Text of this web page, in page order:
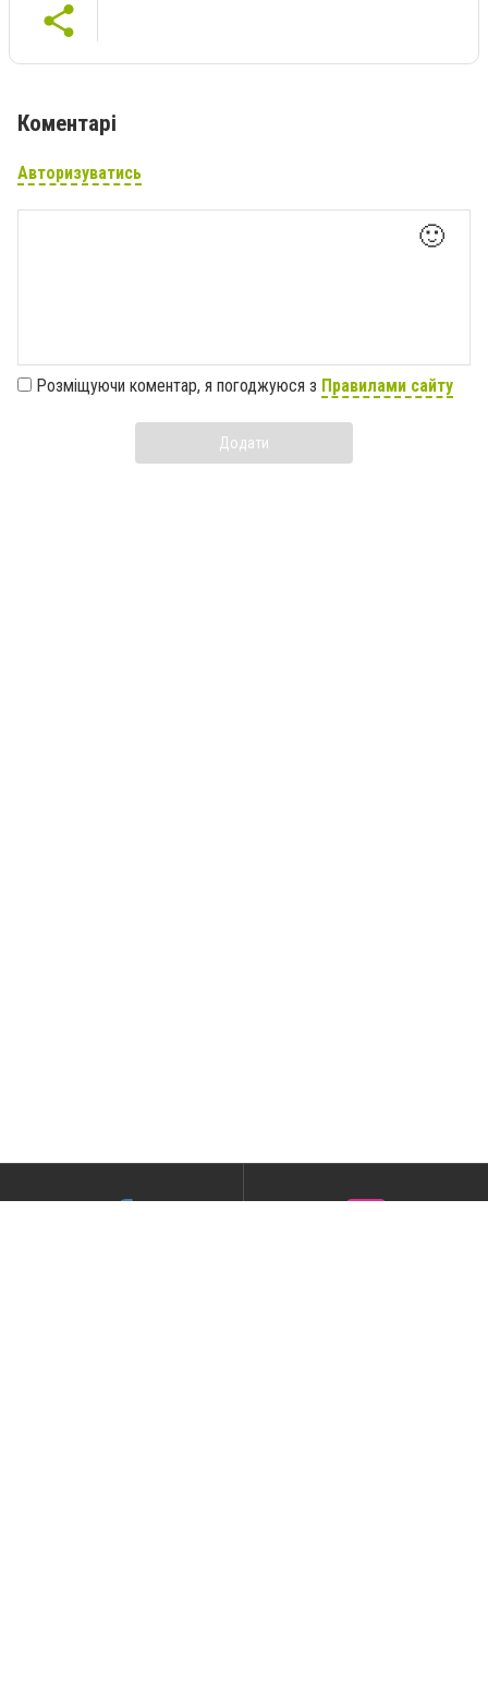
Коментарі
Авторизуватись
🙂
Розміщуючи коментар, я погоджуюся з Правилами сайту
Додати